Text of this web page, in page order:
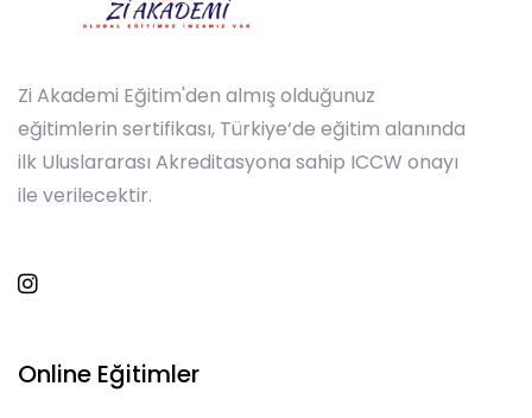
Zi Akademi Eğitim'den almış olduğunuz
eğitimlerin sertifikası, Türkiye‘de eğitim alanında
ilk Uluslararası Akreditasyona sahip ICCW onayı
ile verilecektir.
Online Eğitimler